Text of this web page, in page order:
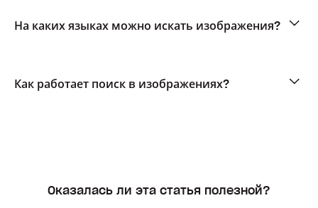
На каких языках можно искать изображения?
Как работает поиск в изображениях?
Оказалась ли эта статья полезной?